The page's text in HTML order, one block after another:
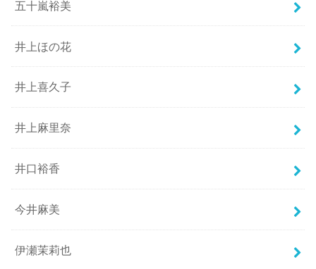
五十嵐裕美
井上ほの花
井上喜久子
井上麻里奈
井口裕香
今井麻美
伊瀬茉莉也